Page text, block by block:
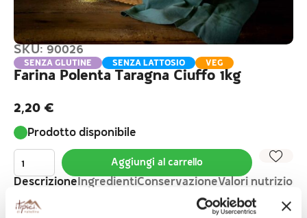
SKU: 90026
SENZA GLUTINE SENZA LATTOSIO VEG
Farina Polenta Taragna Ciuffo 1kg
2,20 €
Prodotto disponibile
Aggiungi al carrello
DescrizioneIngredientiConservazioneValori